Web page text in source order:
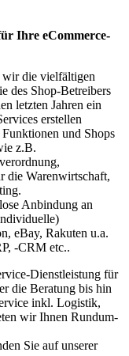
Ihre eCommerce-
wir die vielfältigen
des Shop-Betreibers
letzten Jahren ein
erstellen
und Shops
z.B.
die Warenwirtschaft,
Anbindung an
eBay, Rakuten u.a.
-CRM etc..
Dienstleistung für
die Beratung bis hin
inkl. Logistik,
wir Ihnen Rundum-
Sie auf unserer